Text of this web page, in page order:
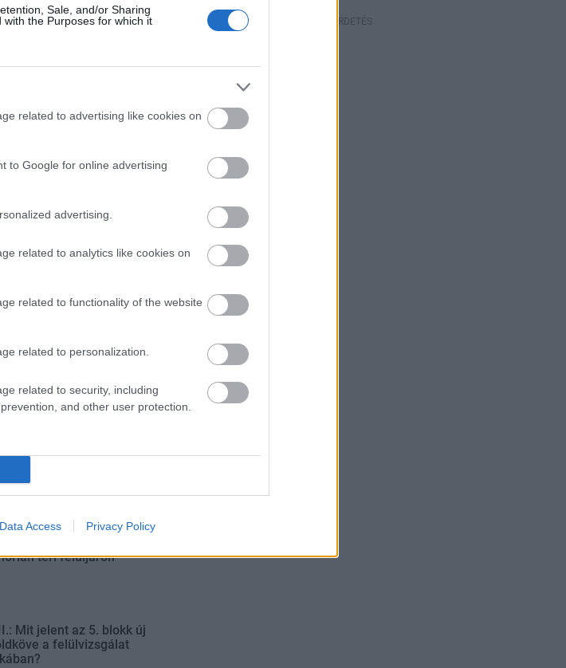
Sale, and/or Sharing
the Purposes for which it
related to advertising like cookies on
to Google for online advertising
advertising.
related to analytics like cookies on
related to functionality of the website
related to personalization.
related to security, including
and other user protection.
Data Access Privacy Policy
is védik a
bővítik
iskoláját
téri felüljárón
Mit jelent az 5. blokk új
a felülvizsgálat
HIRDETÉS